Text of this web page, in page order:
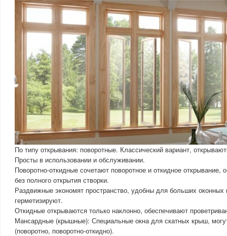
По типу открывания: поворотные. Классический вариант,
Просты в использовании и обслуживании.
Поворотно-откидные сочетают поворотное и откидное открывание,
без полного открытия створки.
Раздвижные экономят пространство, удобны для больших
герметизируют.
Откидные открываются только наклонно, обеспечивают
Мансардные (крышные): Специальные окна для скатных крыш,
(поворотно, поворотно-откидно).